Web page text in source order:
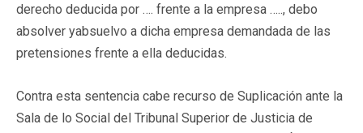
derecho deducida por …. frente a la empresa ….., debo
absolver yabsuelvo a dicha empresa demandada de las
pretensiones frente a ella deducidas.
Contra esta sentencia cabe recurso de Suplicación ante la
Sala de lo Social del Tribunal Superior de Justicia de